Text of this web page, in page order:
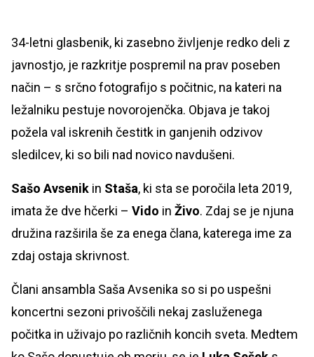
34-letni glasbenik, ki zasebno življenje redko deli z
javnostjo, je razkritje pospremil na prav poseben
način – s srčno fotografijo s počitnic, na kateri na
ležalniku pestuje novorojenčka. Objava je takoj
požela val iskrenih čestitk in ganjenih odzivov
sledilcev, ki so bili nad novico navdušeni.
Sašo Avsenik in Staša, ki sta se poročila leta 2019,
imata že dve hčerki – Vido in Živo. Zdaj se je njuna
družina razširila še za enega člana, katerega ime za
zdaj ostaja skrivnost.
Člani ansambla Saša Avsenika so si po uspešni
koncertni sezoni privoščili nekaj zasluženega
počitka in uživajo po različnih koncih sveta. Medtem